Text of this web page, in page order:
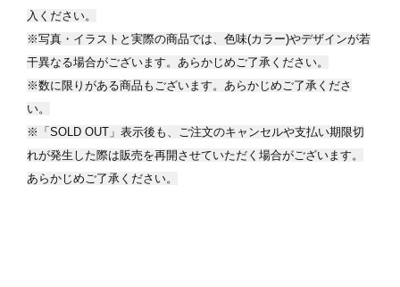
入ください。
※写真・イラストと実際の商品では、色味(カラー)やデザインが若
干異なる場合がございます。あらかじめご了承ください。
※数に限りがある商品もございます。あらかじめご了承くださ
い。
※「SOLD OUT」表示後も、ご注文のキャンセルや支払い期限切
れが発生した際は販売を再開させていただく場合がございます。
あらかじめご了承ください。